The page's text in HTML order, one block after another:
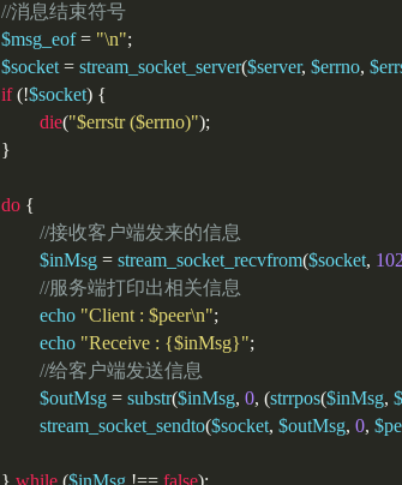
//消息结束符号
$msg_eof = "\n";
$socket = stream_socket_server($server, $errno,
if (!$socket) {
die("$errstr ($errno)");
}
do {
//接收客户端发来的信息
	$inMsg
= stream_socket_recvfrom($socket,
//服务端打印出相关信息
	echo
"Client : $peer\n";
	echo
"Receive : {$inMsg}";
//给客户端发送信息
	$outMsg
= substr($inMsg, 0, (strrpos($inMsg,
	stream_socket_sendto
($socket, $outMsg, 0,
} while ($inMsg !== false);